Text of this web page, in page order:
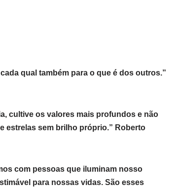
qual também para o que é dos outros.”
cultive os valores mais profundos e não
estrelas sem brilho próprio.” Roberto
com pessoas que iluminam nosso
para nossas vidas. São esses